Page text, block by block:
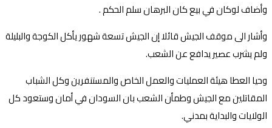
وأضاف لوكان في بيع كان البرهان سلم الحكم .
وأشار الى موقف الجيش قائلا إن الجيش تسعة شهور يأكل الكوجة والبليلة
ولم يشرب عصير يدافع عن الشعب.
وحيا العطا هيئة العمليات والعمل الخاص والمستنفرين وكل الشباب
المقاتلين مع الجيش وطمأن الشعب بان السودان في أمان وستعود كل
الولايات والبداية بمدني.